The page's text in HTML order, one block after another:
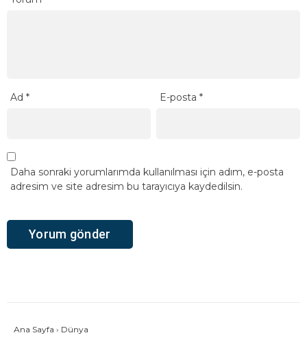
Ad * E-posta*
Daha sonraki yorumlarımda kullanılması için adım, e-posta
adresim ve site adresim bu tarayıcıya kaydedilsin.
Ana Sayfa › Dünya